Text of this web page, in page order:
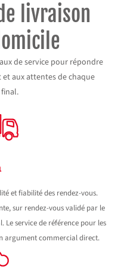
livraison
de service pour répondre
et aux attentes de chaque
et fiabilité des rendez-vous.
sur rendez-vous validé par le
service de référence pour les
argument commercial direct.